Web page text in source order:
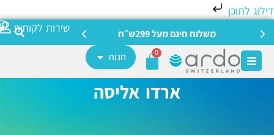
לתוכן
שירות לקוחות
משלוח חינם מעל 299ש״ח צריכה
חנות
ארדו אליסה